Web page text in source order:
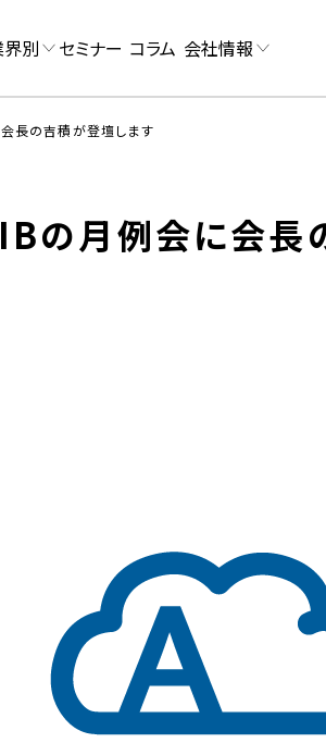
別 セミナー コラム 会社情報
長の吉積が登壇します
の月例会に会長